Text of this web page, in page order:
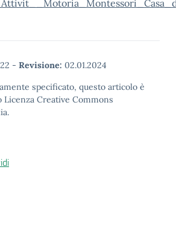
- Revisione: 02.01.2024
specificato, questo articolo è
Creative Commons